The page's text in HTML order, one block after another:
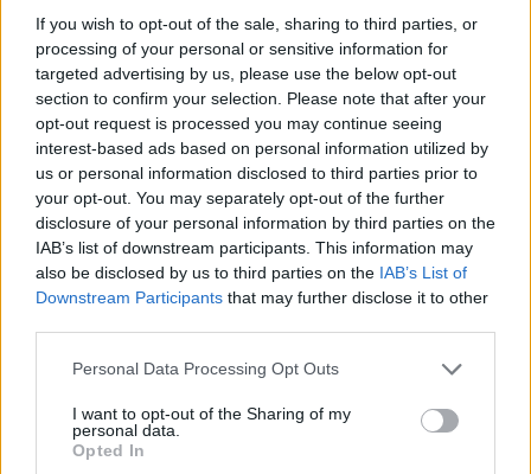
If you wish to opt-out of the sale, sharing to third parties, or
processing of your personal or sensitive information for
targeted advertising by us, please use the below opt-out
section to confirm your selection. Please note that after your
opt-out request is processed you may continue seeing
interest-based ads based on personal information utilized by
us or personal information disclosed to third parties prior to
your opt-out. You may separately opt-out of the further
disclosure of your personal information by third parties on the
IAB’s list of downstream participants. This information may
also be disclosed by us to third parties on the IAB’s List of
Downstream Participants that may further disclose it to other
Please note that this website/app uses one or more Google
not limited to your visit or usage behaviour. You may click to
grant or deny consent to Google and its third-party tags to
use your data for below specified purposes in below Google
Personal Data Processing Opt Outs
I want to opt-out of the Sharing of my
personal data.
Opted In
Kijelentem, hogy azadatkezelési nyilatkozattartalmát
megismertem és azt elfogadom.
Feliratkozom
Kulturális csatatér
Amellett, hogy abban nincs konszenzus, át lehet-e venni
hatnak, abban sincs egyetértés, mennyire helyénvaló,
vagy fontos, hogy a női játékkarakterek hagyományos
értelemben szépek legyenek. Abban nyugaton a
kultúrakutatás, így például a filmelmélet terén sok szó